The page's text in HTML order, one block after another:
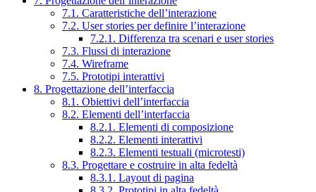
7.1. Caratteristiche dell’interazione
7.2. User stories per definire l’interazione
7.2.1. Differenza tra scenari e user stories
7.3. Flussi di interazione
7.4. Wireframe
7.5. Prototipi interattivi
8. Progettazione dell’interfaccia
8.1. Obiettivi dell’interfaccia
8.2. Elementi dell’interfaccia
8.2.1. Elementi di composizione
8.2.2. Elementi interattivi
8.2.3. Elementi testuali (microtesti)
8.3. Progettare e costruire in alta fedeltà
8.3.1. Layout di pagina